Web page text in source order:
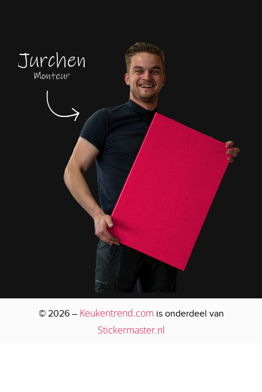
© 2026 – Keukentrend.com is onderdeel van
Stickermaster.nl